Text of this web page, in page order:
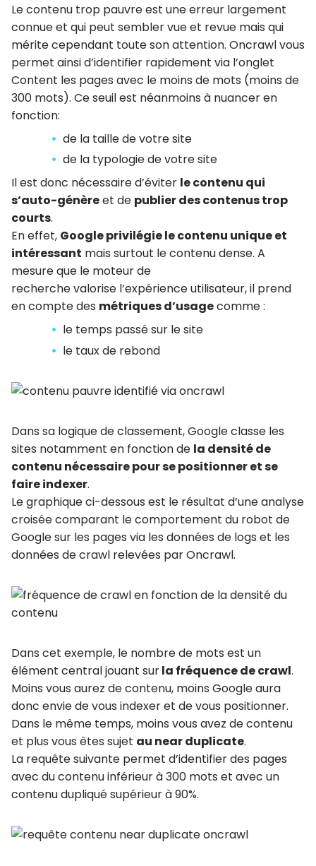
Le contenu trop pauvre est une erreur largement
connue et qui peut sembler vue et revue mais qui
mérite cependant toute son attention. Oncrawl vous
permet ainsi d’identifier rapidement via l’onglet
Content les pages avec le moins de mots (moins de
300 mots). Ce seuil est néanmoins à nuancer en
fonction:
de la taille de votre site
de la typologie de votre site
Il est donc nécessaire d’éviter le contenu qui
s’auto-génèreet de publier des contenus trop
courts.
En effet, Google privilégie le contenu unique et
intéressant mais surtout le contenu dense. A
mesure que le moteur de
recherche valorise l’expérience utilisateur, il prend
en compte des métriques d’usagecomme :
le temps passé sur le site
le taux de rebond
Dans sa logique de classement, Google classe les
sites notamment en fonction de la densité de
contenu nécessaire pour se positionner et se
faire indexer.
Le graphique ci-dessous est le résultat d’une analyse
croisée comparant le comportement du robot de
Google sur les pages via les données de logs et les
données de crawl relevées par Oncrawl.
Dans cet exemple, le nombre de mots est un
élément central jouant surla fréquence de crawl.
Moins vous aurez de contenu, moins Google aura
donc envie de vous indexer et de vous positionner.
Dans le même temps, moins vous avez de contenu
et plus vous êtes sujet au near duplicate.
La requête suivante permet d’identifier des pages
avec du contenu inférieur à 300 mots et avec un
contenu dupliqué supérieur à 90%.